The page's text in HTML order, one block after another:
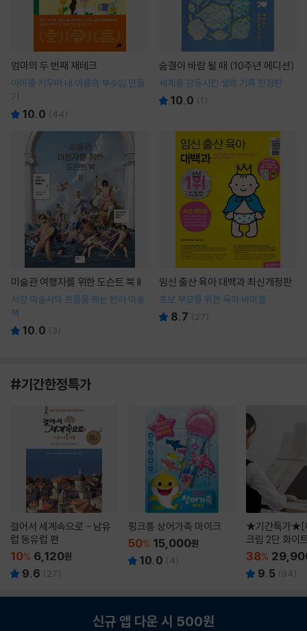
엄마의 두 번째 재테크
아이를 키우며 내 이름의 부수입 만들
기
10.0 (44)
숨결이 바람 될 때 (10주년 에디션)
세계를 감동시킨 생의 기록 한정판
10.0 (1 )
미술관 여행자를 위한 도슨트 북 II
서양 미술사의 흐름을 꿰는 반려 미술
책
10.0 ( 3)
임신 출산 육아 대백과 최신개정판
초보 부모를 위한 육아 바이블
8.7 ( 27)
#기간한정특가
걸어서 세계속으로 - 남유
럽 동유럽 편
10% 6,120원
9.6 ( 27)
핑크퐁 상어가족 마이크
50% 15,000원
10.0 (4)
★기간특가★[
크림 2단 화이
38%
9.5 (94)
신규 앱 다운 시 500원